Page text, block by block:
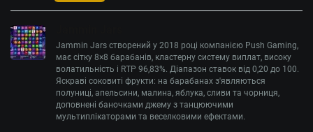
Jammin Jars створений у 2018 році компанією Push Gaming,
має сітку 8×8 барабанів, кластерну систему виплат, високу
волатильність і RTP 96,83%. Діапазон ставок від 0,20 до 100.
Яскраві соковиті фрукти: на барабанах з'являються
полуниці, апельсини, малина, яблука, сливи та чорниця,
доповнені баночками джему з танцюючими
мультиплікаторами та веселковими ефектами.